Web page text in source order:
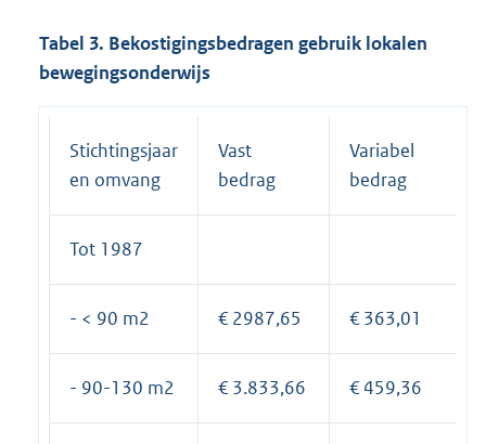
Tabel 3. Bekostigingsbedragen gebruik lokalen
bewegingsonderwijs
Stichtingsjaar
en omvang
Vast
bedrag
Variabel
bedrag
Tot 1987
- < 90 m2 € 2987,65 € 363,01
- 90-130 m2 € 3.833,66 € 459,36